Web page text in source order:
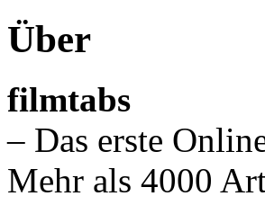
Über
filmtabs
– Das erste
Mehr als 4000